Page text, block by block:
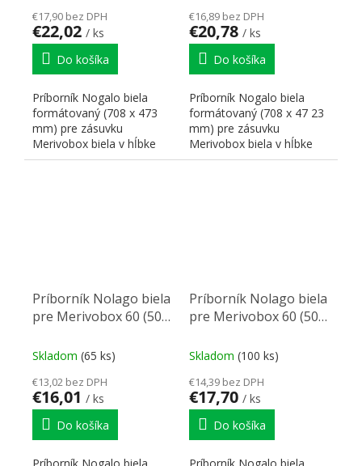
€17,90 bez DPH
€22,02 / ks
Do košíka
Príborník Nogalo biela
formátovaný (708 x 473
mm) pre zásuvku
Merivobox biela v hĺbke
500 mm pre skrinku 800
€16,89 bez DPH
€20,78 / ks
Do košíka
Príborník Nogalo biela
formátovaný (708 x 47 23
mm) pre zásuvku
Merivobox biela v hĺbke
450 mm pre skrinku 800
Príborník Nolago biela
pre Merivobox 60 (508
Skladom (65 ks)
€13,02 bez DPH
€16,01 / ks
Do košíka
Príborník Nolago biela
pre Merivobox 60 (508
Skladom (100 ks)
€14,39 bez DPH
€17,70 / ks
Do košíka